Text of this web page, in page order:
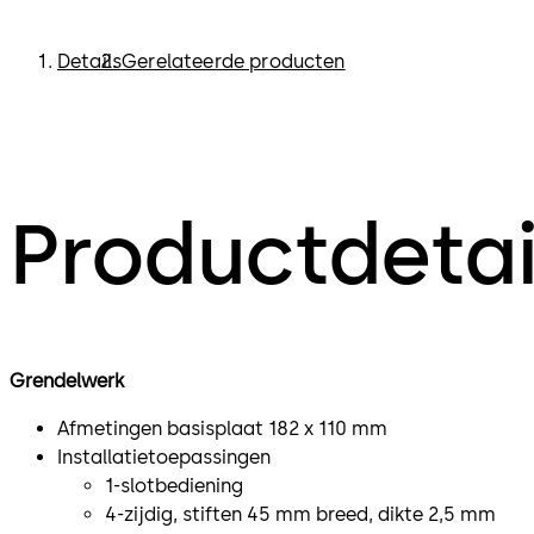
DetailsGerelateerde producten
Grendelwerk
Afmetingen basisplaat 182 x 110 mm
Installatietoepassingen
1-slotbediening
4-zijdig, stiften 45 mm breed, dikte 2,5 mm